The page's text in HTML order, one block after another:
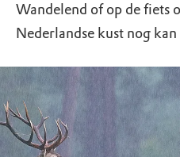
Wandelend of op de fiets
Nederlandse kust nog